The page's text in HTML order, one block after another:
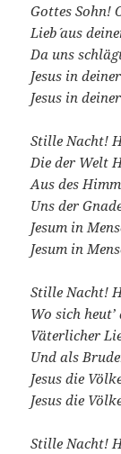
Gottes Sohn!
Lieb´ aus
Da uns
Jesus in
Jesus in
Stille Nacht!
Die der Welt
Aus des
Uns der
Jesum in
Jesum in
Stille Nacht!
Wo sich
Väterlicher
Und als
Jesus die
Jesus die
Stille Nacht!